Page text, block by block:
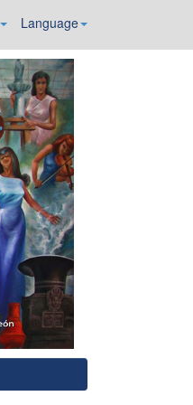
Language